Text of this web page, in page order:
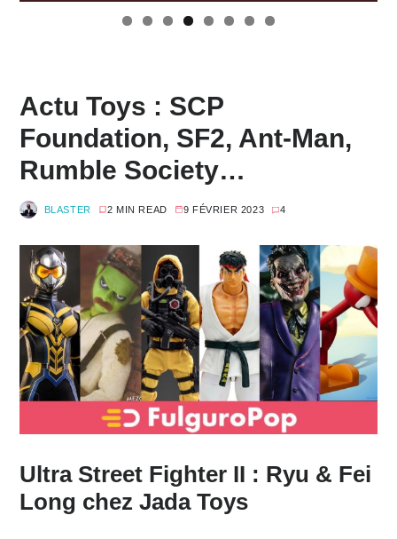
Actu Toys : SCP
Foundation, SF2, Ant-Man,
Rumble Society…
BLASTER 2 MIN READ 9 FÉVRIER 2023 4
Ultra Street Fighter II : Ryu & Fei
Long chez Jada Toys